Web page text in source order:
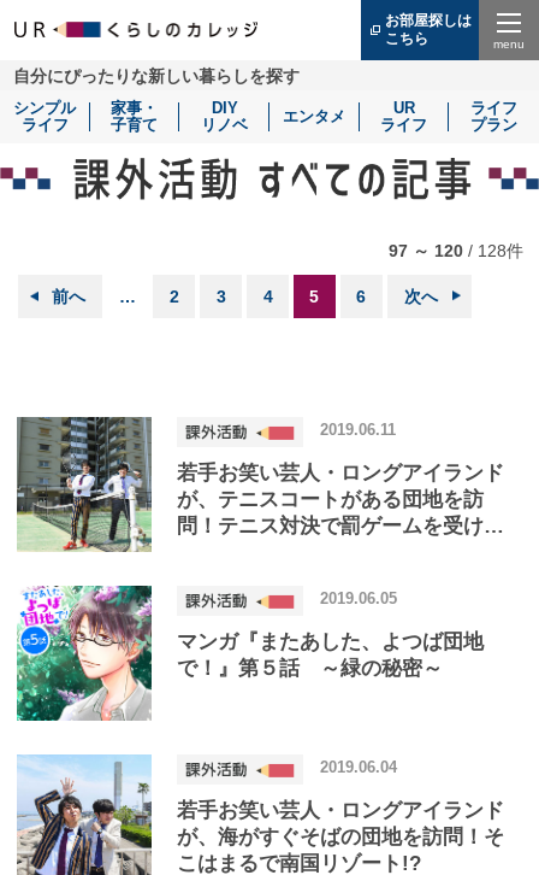
お部屋探しは
こちら
（別
ウ
ド
ウ
自分にぴったりな新しい暮らしを探す
シンプル
ライフ
家事・
子育て
DIY
リノベ
エンタメ
UR
ライフ
ライフ
プラン
97 ～ 120/ 128件
前へ … 2 3 4 5 6 次へ
若手お笑い芸人・ロングアイランド
が、テニスコートがある団地を訪
問！テニス対決で罰ゲームを受ける
2019.06.11
マンガ『またあした、よつば団地
で！』第５話 ～緑の秘密～
2019.06.05
若手お笑い芸人・ロングアイランド
が、海がすぐそばの団地を訪問！そ
こはまるで南国リゾート!?
2019.06.04